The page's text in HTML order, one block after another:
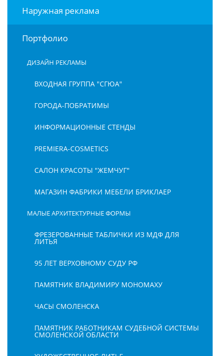
Наружная реклама
Портфолио
ДИЗАЙН РЕКЛАМЫ
ВХОДНАЯ ГРУППА "СГЮА"
ГОРОДА-ПОБРАТИМЫ
ИНФОРМАЦИОННЫЕ СТЕНДЫ
PREMIERA-COSMETICS
САЛОН КРАСОТЫ "ЖЕМЧУГ"
МАГАЗИН ФАБРИКИ МЕБЕЛИ БРИКЛАЕР
МАЛЫЕ АРХИТЕКТУРНЫЕ ФОРМЫ
ФРЕЗЕРОВАННЫЕ ТАБЛИЧКИ ИЗ МДФ ДЛЯ
ЛИТЬЯ
95 ЛЕТ ВЕРХОВНОМУ СУДУ РФ
ПАМЯТНИК ВЛАДИМИРУ МОНОМАХУ
ЧАСЫ СМОЛЕНСКА
ПАМЯТНИК РАБОТНИКАМ СУДЕБНОЙ СИСТЕМЫ
СМОЛЕНСКОЙ ОБЛАСТИ